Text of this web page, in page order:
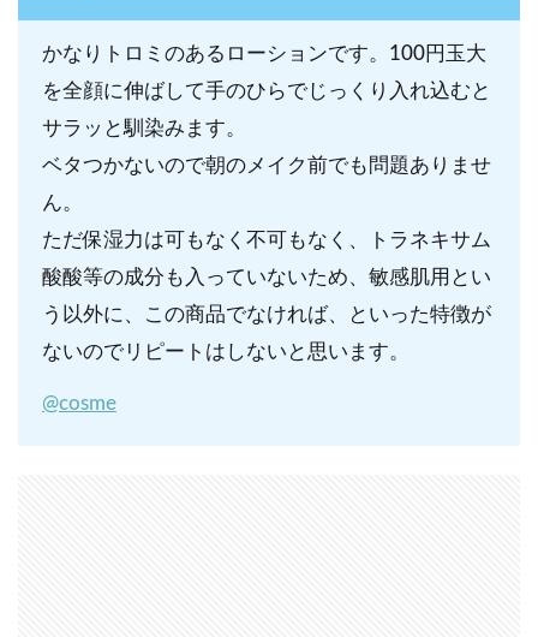
かなりトロミのあるローションです。100円玉大
を全顔に伸ばして手のひらでじっくり入れ込むと
サラッと馴染みます。
ベタつかないので朝のメイク前でも問題ありませ
ん。
ただ保湿力は可もなく不可もなく、トラネキサム
酸酸等の成分も入っていないため、敏感肌用とい
う以外に、この商品でなければ、といった特徴が
ないのでリピートはしないと思います。
@cosme